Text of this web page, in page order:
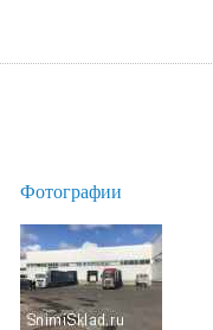
Фотографии